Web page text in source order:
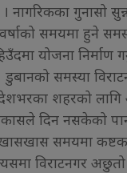
नागरिकका गुनासो
समयमा हुने
योजना निर्माण
समस्या
शहरको लागि
दिन नसकेको
समयमा
विराटनगर